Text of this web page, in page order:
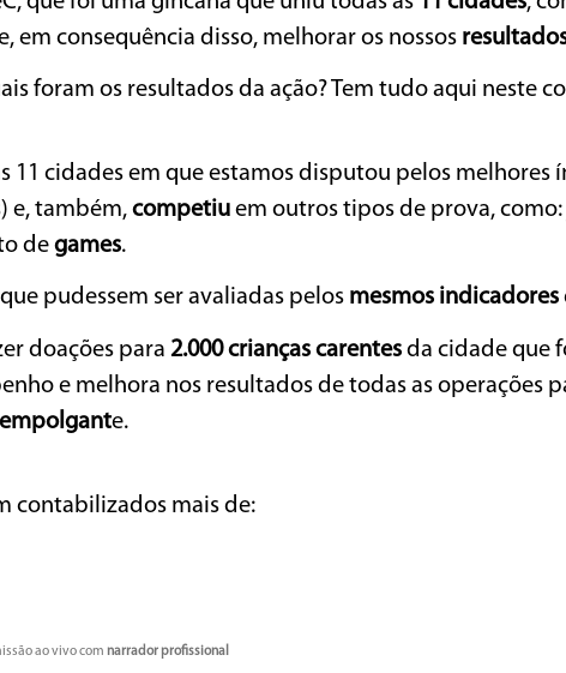
em consequência disso, melhorar os nossos
foram os resultados da ação? Tem tudo aqui neste
11 cidades em que estamos disputou pelos melhores
e, também,competiu em outros tipos de prova,
degames.
pudessem ser avaliadas pelos mesmos indicadores
doações para 2.000 crianças carentes da cidade que
e melhora nos resultados de todas as operações
empolgante.
contabilizados mais de:
ao vivo comnarrador profissional